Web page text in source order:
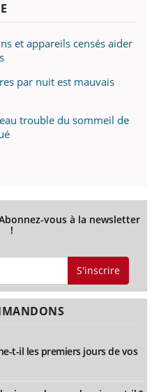
et appareils censés aider
par nuit est mauvais
trouble du sommeil de
vous à la newsletter
!
S'inscrire
t-il les premiers jours de vos